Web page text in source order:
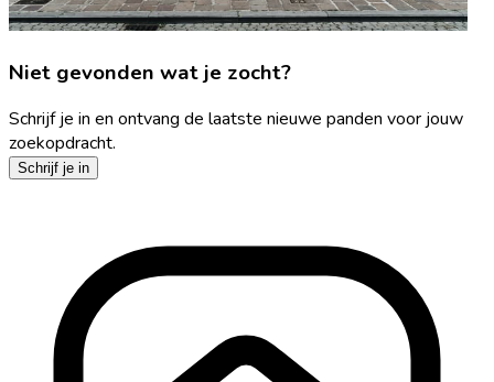
Niet gevonden wat je zocht?
Schrijf je in en ontvang de laatste nieuwe panden voor jouw
zoekopdracht.
Schrijf je in